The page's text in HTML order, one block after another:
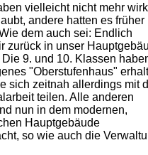
vielleicht nicht mehr
andere hatten es früher
dem auch sei: Endlich
zurück in unser
9. und 10. Klassen
"Oberstufenhaus"
sich zeitnah allerdings mit
teilen. Alle anderen
nun in dem modernen,
Hauptgebäude
so wie auch die